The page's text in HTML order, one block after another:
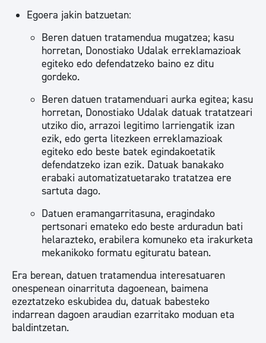
Egoera jakin batzuetan:
Beren datuen tratamendua mugatzea; kasu
horretan, Donostiako Udalak erreklamazioak
egiteko edo defendatzeko baino ez ditu
gordeko.
Beren datuen tratamenduari aurka egitea; kasu
horretan, Donostiako Udalak datuak tratatzeari
utziko dio, arrazoi legitimo larriengatik izan
ezik, edo gerta litezkeen erreklamazioak
egiteko edo beste batek egindakoetatik
defendatzeko izan ezik. Datuak banakako
erabaki automatizatuetarako tratatzea ere
sartuta dago.
Datuen eramangarritasuna, eragindako
pertsonari emateko edo beste arduradun bati
helarazteko, erabilera komuneko eta irakurketa
mekanikoko formatu egituratu batean.
Era berean, datuen tratamendua interesatuaren
onespenean oinarrituta dagoenean, baimena
ezeztatzeko eskubidea du, datuak babesteko
indarrean dagoen araudian ezarritako moduan eta
baldintzetan.